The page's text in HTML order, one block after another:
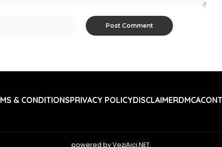
& CONDITIONSPRIVACY POLICYDISCLAIMERDMCA
powered by VeziAici.NET.